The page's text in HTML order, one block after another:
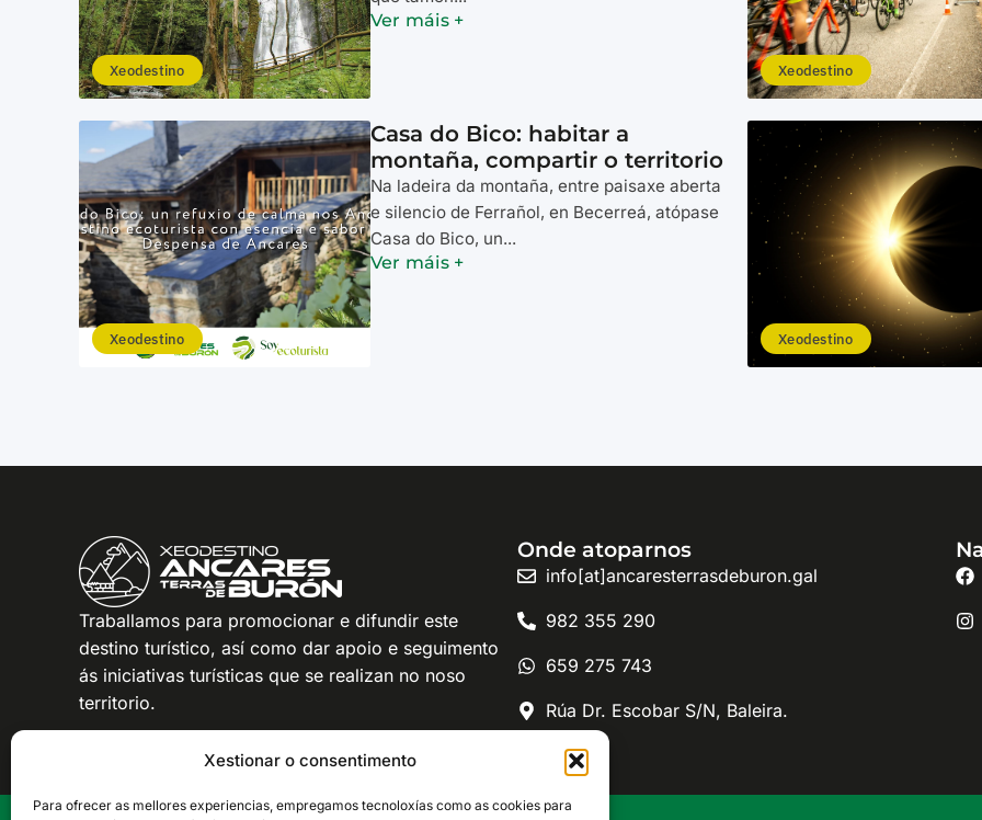
Xestionar o consentimento
Para ofrecer as mellores experiencias, empregamos tecnoloxías como as cookies para
Xeodestino
Ver máis +
Xeodestino
Xeodestino
Casa do Bico: habitar a
montaña, compartir o territorio
Na ladeira da montaña, entre paisaxe aberta
e silencio de Ferrañol, en Becerreá, atópase
Casa do Bico, un...
Ver máis +
Xeodestino
Traballamos para promocionar e difundir este
destino turístico, así como dar apoio e seguimento
ás iniciativas turísticas que se realizan no noso
territorio.
Onde atoparnos
info[at]ancaresterrasdeburon.gal
982 355 290
659 275 743
Rúa Dr. Escobar S/N, Baleira.